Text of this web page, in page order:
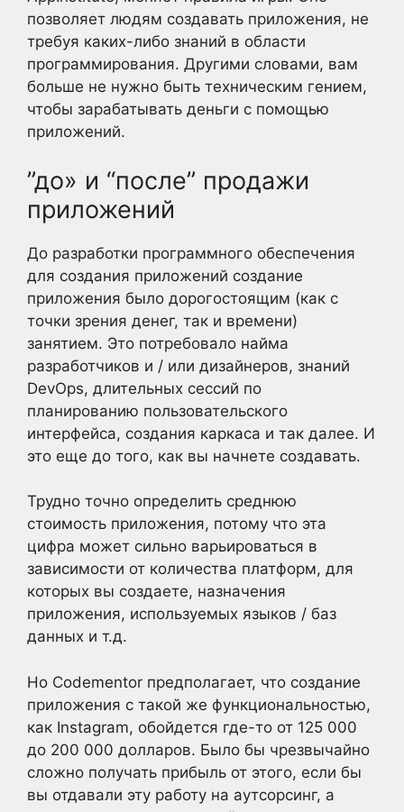
позволяет людям создавать приложения, не
требуя каких-либо знаний в области
программирования. Другими словами, вам
больше не нужно быть техническим гением,
чтобы зарабатывать деньги с помощью
приложений.
”до» и “после” продажи
приложений
До разработки программного обеспечения
для создания приложений создание
приложения было дорогостоящим (как с
точки зрения денег, так и времени)
занятием. Это потребовало найма
разработчиков и / или дизайнеров, знаний
DevOps, длительных сессий по
планированию пользовательского
интерфейса, создания каркаса и так далее. И
это еще до того, как вы начнете создавать.
Трудно точно определить среднюю
стоимость приложения, потому что эта
цифра может сильно варьироваться в
зависимости от количества платформ, для
которых вы создаете, назначения
приложения, используемых языков / баз
данных и т.д.
Но Codementor предполагает, что создание
приложения с такой же функциональностью,
как Instagram, обойдется где-то от 125 000
до 200 000 долларов. Было бы чрезвычайно
сложно получать прибыль от этого, если бы
вы отдавали эту работу на аутсорсинг, а